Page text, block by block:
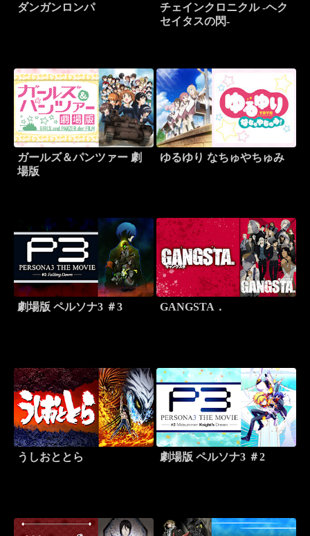
ダンガンロンパ
チェインクロニクル -ヘク
セイタスの閃-
ガールズ＆パンツァー 劇
場版
ゆるゆり なちゅやちゅみ
劇場版 ペルソナ3 ＃3 GANGSTA．
うしおととら 劇場版 ペルソナ3 ＃2